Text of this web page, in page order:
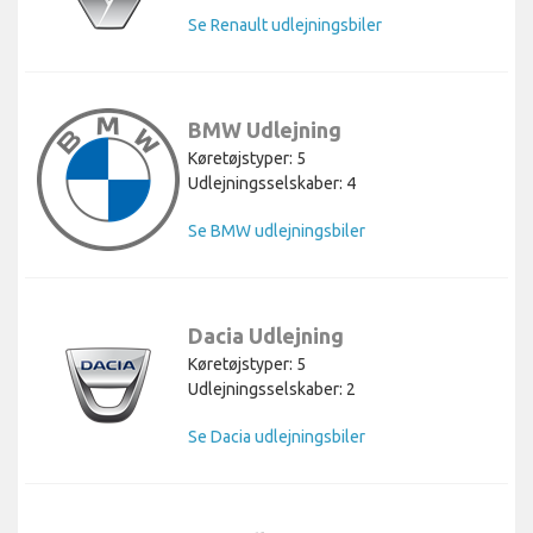
Se Renault udlejningsbiler
BMW Udlejning
Køretøjstyper: 5
Udlejningsselskaber: 4
Se BMW udlejningsbiler
Dacia Udlejning
Køretøjstyper: 5
Udlejningsselskaber: 2
Se Dacia udlejningsbiler